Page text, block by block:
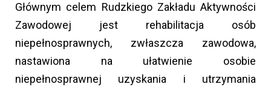
Głównym celem Rudzkiego Zakładu Aktywności
Zawodowej jest rehabilitacja osób
niepełnosprawnych, zwłaszcza zawodowa,
nastawiona na ułatwienie osobie
niepełnosprawnej uzyskania i utrzymania